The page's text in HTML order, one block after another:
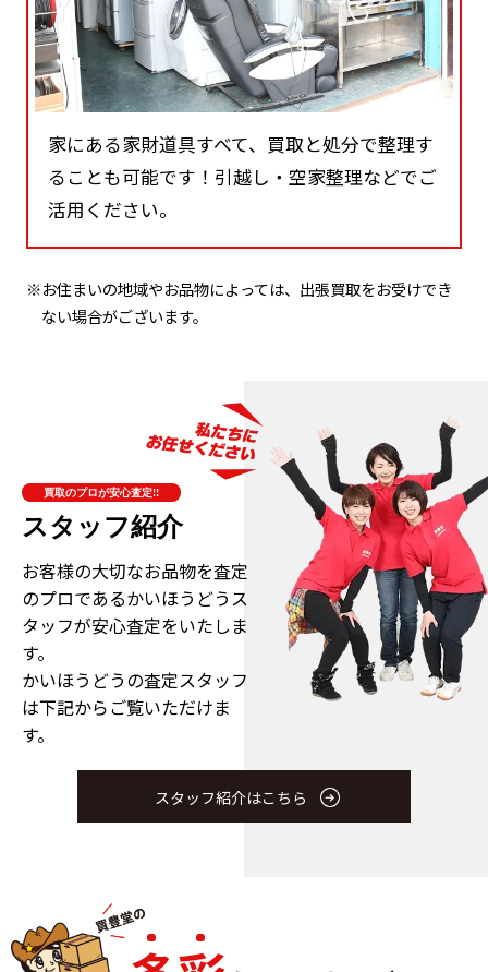
家にある家財道具すべて、買取と処分で整理す
ることも可能です！引越し・空家整理などでご
活用ください。
※お住まいの地域やお品物によっては、出張買取をお受けでき
ない場合がございます。
買取のプロが安心査定!!
スタッフ紹介
お客様の大切なお品物を査定
のプロであるかいほうどうス
タッフが安心査定をいたしま
す。
かいほうどうの査定スタッフ
は下記からご覧いただけま
す。
スタッフ紹介はこちら